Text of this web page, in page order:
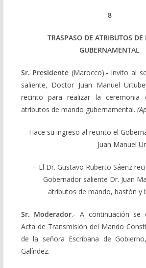
8
TRASPASO DE ATRIBUTOS
GUBERNAMENTAL
Sr. Presidente (Marocco).- Invito al
saliente, Doctor Juan Manuel
recinto para realizar la ceremonia
atributos de mando gubernamental.
– Hace su ingreso al recinto el
Juan Manuel
– El Dr. Gustavo Ruberto Sáenz
Gobernador saliente Dr. Juan
atributos de mando, bastón y
Sr. Moderador.- A continuación se
Acta de Transmisión del Mando
de la señora Escribana de
Galíndez.